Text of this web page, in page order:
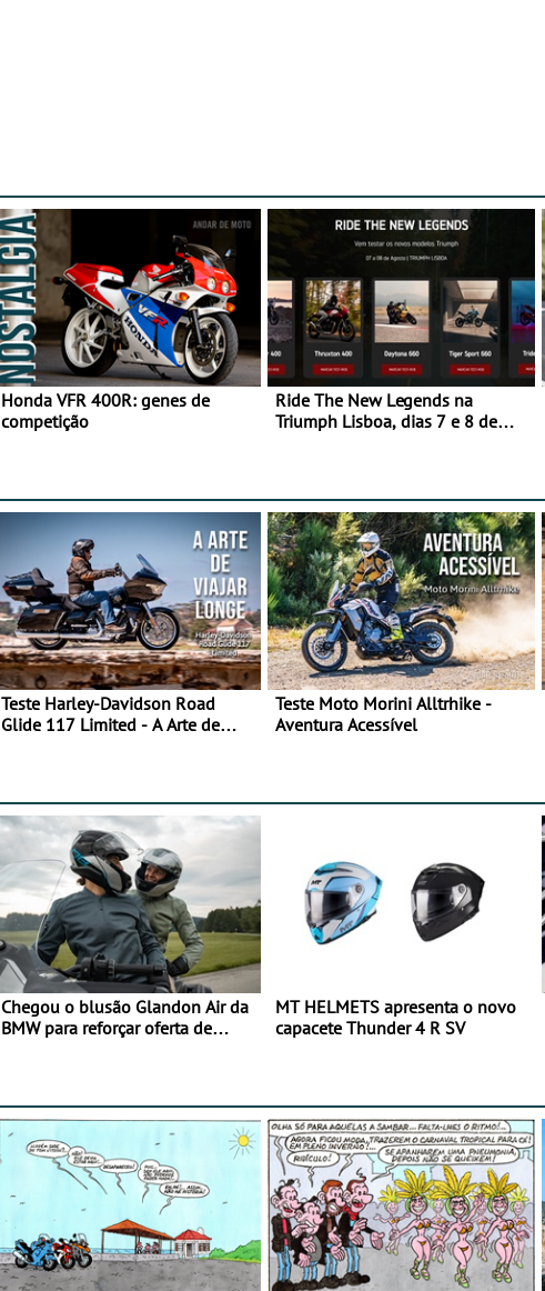
Honda VFR 400R: genes de
competição
Ride The New Legends na
Triumph Lisboa, dias 7 e 8 de
Teste Harley-Davidson Road
Glide 117 Limited - A Arte de
Teste Moto Morini Alltrhike -
Aventura Acessível
Chegou o blusão Glandon Air da
BMW para reforçar oferta de
MT HELMETS apresenta o novo
capacete Thunder 4 R SV